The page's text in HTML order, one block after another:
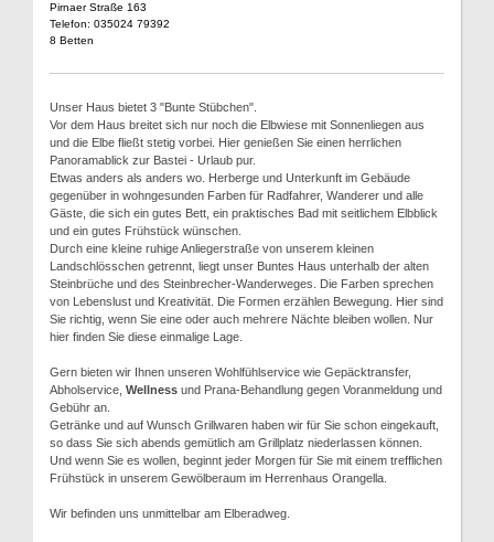
Pirnaer Straße 163
Telefon: 035024 79392
8 Betten
Unser Haus bietet 3 "Bunte Stübchen".
Vor dem Haus breitet sich nur noch die Elbwiese mit Sonnenliegen aus
und die Elbe fließt stetig vorbei. Hier genießen Sie einen herrlichen
Panoramablick zur Bastei - Urlaub pur.
Etwas anders als anders wo. Herberge und Unterkunft im Gebäude
gegenüber in wohngesunden Farben für Radfahrer, Wanderer und alle
Gäste, die sich ein gutes Bett, ein praktisches Bad mit seitlichem Elbblick
und ein gutes Frühstück wünschen.
Durch eine kleine ruhige Anliegerstraße von unserem kleinen
Landschlösschen getrennt, liegt unser Buntes Haus unterhalb der alten
Steinbrüche und des Steinbrecher-Wanderweges. Die Farben sprechen
von Lebenslust und Kreativität. Die Formen erzählen Bewegung. Hier sind
Sie richtig, wenn Sie eine oder auch mehrere Nächte bleiben wollen. Nur
hier finden Sie diese einmalige Lage.
Gern bieten wir Ihnen unseren Wohlfühlservice wie Gepäcktransfer,
Abholservice, Wellness und Prana-Behandlung gegen Voranmeldung und
Gebühr an.
Getränke und auf Wunsch Grillwaren haben wir für Sie schon eingekauft,
so dass Sie sich abends gemütlich am Grillplatz niederlassen können.
Und wenn Sie es wollen, beginnt jeder Morgen für Sie mit einem trefflichen
Frühstück in unserem Gewölberaum im Herrenhaus Orangella.
Wir befinden uns unmittelbar am Elberadweg.